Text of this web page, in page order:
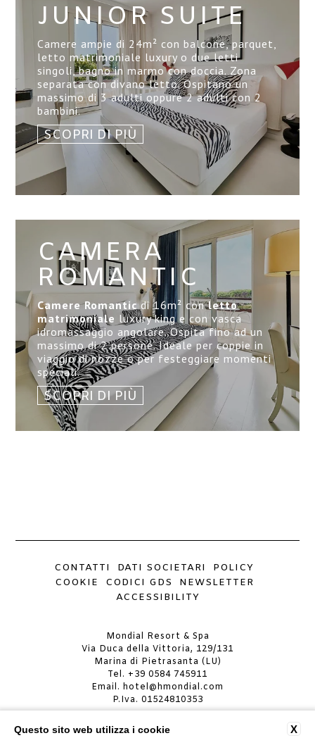
JUNIOR SUITE
Camere ampie di 24m² con balcone, parquet,
letto matrimoniale luxury o due letti
singoli, bagno in marmo con doccia. Zona
separata con divano letto. Ospitano un
massimo di 3 adulti oppure 2 adulti con 2
bambini.
SCOPRI DI PIÙ
CAMERA
ROMANTIC
Camere Romanticdi 16m² conletto
matrimoniale luxury king e con vasca
idromassaggio angolare. Ospita fino ad un
massimo di 2 persone. Ideale per coppie in
viaggio di nozze o per festeggiare momenti
speciali.
SCOPRI DI PIÙ
CONTATTI DATI SOCIETARI
POLICY
COOKIE
CODICI GDS
NEWSLETTER
ACCESSIBILITY
Mondial Resort & Spa
Via Duca della Vittoria, 129/131
Marina di Pietrasanta (LU)
Tel. +39 0584 745911
Email. hotel@hmondial.com
P.Iva. 01524810353
MONDIAL RESORT & SPA
X
Questo sito web utilizza i cookie